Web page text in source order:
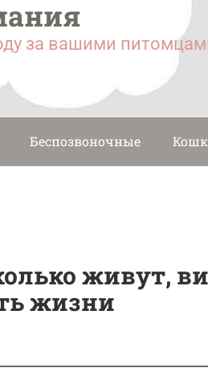
за вашими
Беспозвоночные
живут,
жизни